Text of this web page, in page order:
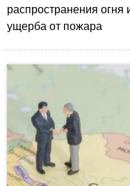
распространения
ущерба от пожара